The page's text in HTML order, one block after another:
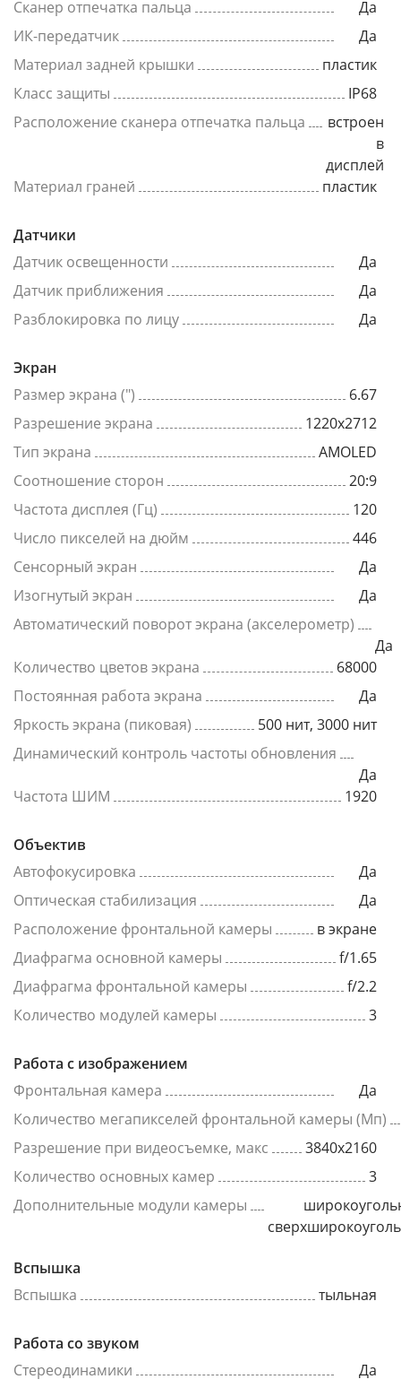
Сканер отпечатка пальца
Да
ИК-передатчик
Да
Материал задней крышки
пластик
Класс защиты
IP68
Расположение сканера отпечатка пальца
встроен
в
дисплей
Материал граней
пластик
Датчики
Датчик освещенности
Да
Датчик приближения
Да
Разблокировка по лицу
Да
Экран
Размер экрана (")
6.67
Разрешение экрана
1220x2712
Тип экрана
AMOLED
Соотношение сторон
20:9
Частота дисплея (Гц)
120
Число пикселей на дюйм
446
Сенсорный экран
Да
Изогнутый экран
Да
Автоматический поворот экрана (акселерометр)
Да
Количество цветов экрана
68000
Постоянная работа экрана
Да
Яркость экрана (пиковая)
500 нит, 3000 нит
Динамический контроль частоты обновления
Да
Частота ШИМ
1920
Объектив
Автофокусировка
Да
Оптическая стабилизация
Да
Расположение фронтальной камеры
в экране
Диафрагма основной камеры
f/1.65
Диафрагма фронтальной камеры
f/2.2
Количество модулей камеры
3
Работа с изображением
Фронтальная камера
Да
Количество мегапикселей фронтальной камеры (Мп)
Разрешение при видеосъемке, макс
3840x2160
Количество основных камер
3
Дополнительные модули камеры
Вспышка
Вспышка
тыльная
Работа со звуком
Стереодинамики
Да